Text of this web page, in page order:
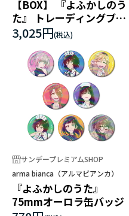
【BOX】 『よふかしのう
た』 トレーディングブロ
マイド
3,025円
サンデープレミアムSHOP
arma bianca（アルマビアンカ）
『よふかしのうた』
75mmオーロラ缶バッジ